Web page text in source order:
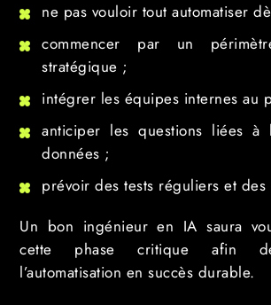
ne pas vouloir tout automatiser
commencer par un
stratégique ;
intégrer les équipes internes au
anticiper les questions liées à
données ;
prévoir des tests réguliers et des
Un bon ingénieur en IA saura
cette phase critique afin
l’automatisation en succès durable.